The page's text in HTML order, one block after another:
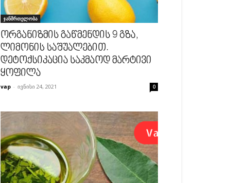
ჯანმრთელობა
ორგანიზმის გაწმენდის 9 გზა,
ლიმონის საშუალებით.
დეტოქსიკაცია საკმაოდ მარტივი
ყოფილა
vap - ივნისი 24, 2021 0